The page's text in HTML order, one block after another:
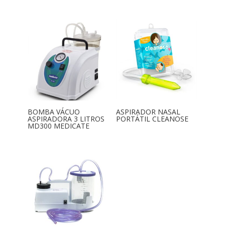
BOMBA VÁCUO
ASPIRADORA 3 LITROS
MD300 MEDICATE
ASPIRADOR NASAL
PORTÁTIL CLEANOSE